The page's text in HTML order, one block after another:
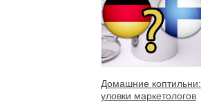
Домашние коптильни:
уловки маркетологов